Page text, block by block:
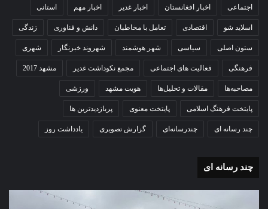
اجتماعی اخبار افغانستان اخبار غدیر اخبار مهم استانی
اسلاید شو اقتصادی تعامل با مخاطبان دانش و فناوری زندگی
ستون اصلی سیاسی شهر هوشمند شهروند خبرنگار شهری
فرهنگی فعالیت های اجتماعی مجمع نکوداشت غدیر مشهد 2017
مصاحبه‌ها مقالات و تحلیل‌ها هویت مشهد ورزشی
پایتخت فرهنگ اسلامی پایتخت معنوی پربازدیدترین ها
چند رسانه ای چندرسانه‌ای گزارش تصویری یادداشت روز
چند رسانه ای